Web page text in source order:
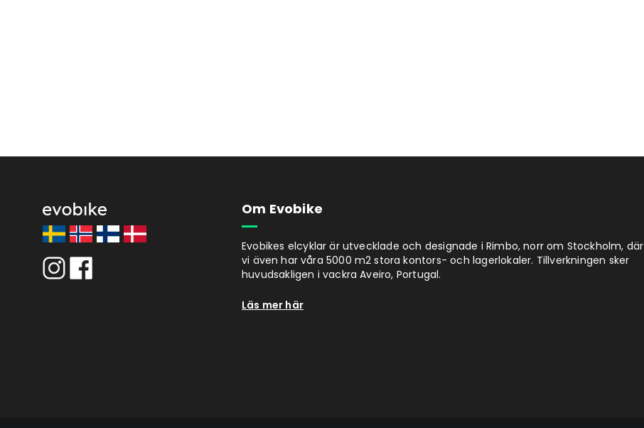
Om Evobike
Evobikes elcyklar är utvecklade och designade i Rimbo, norr om Stockholm, där
vi även har våra 5000 m2 stora kontors- och lagerlokaler. Tillverkningen sker
huvudsakligen i vackra Aveiro, Portugal.
Läs mer här